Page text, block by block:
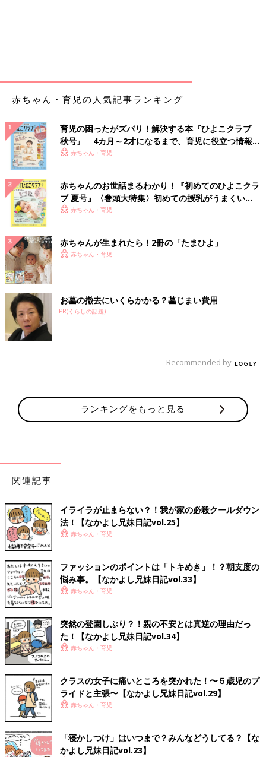
赤ちゃん・育児の人気記事ランキング
育児の困ったがズバリ！解決する本『ひよこクラブ
秋号』 4カ月～2才になるまで、育児に役立つ情報が
いっぱい！
赤ちゃん・育児
赤ちゃんのお世話まるわかり！『初めてのひよこクラ
ブ 夏号』〈巻頭大特集〉初めての授乳がうまくい
く！ おっぱい・ミルクの基本と夏のトラブル 解決テ
赤ちゃん・育児
赤ちゃんが生まれたら！2冊の「たまひよ」
赤ちゃん・育児
お墓の撤去にいくらかかる？墓じまい費用
PR(くらしの話題)
Recommended by
ランキングをもっと見る
関連記事
イライラが止まらない？！我が家の必殺クールダウン
法！【なかよし兄妹日記vol.25】
赤ちゃん・育児
ファッションのポイントは「トキめき」！？朝支度の
悩み事。【なかよし兄妹日記vol.33】
赤ちゃん・育児
突然の登園しぶり？！親の不安とは真逆の理由だっ
た！【なかよし兄妹日記vol.34】
赤ちゃん・育児
クラスの女子に痛いところを突かれた！〜５歳児のプ
ライドと主張〜【なかよし兄妹日記vol.29】
赤ちゃん・育児
「寝かしつけ」はいつまで？みんなどうしてる？【な
かよし兄妹日記vol.23】